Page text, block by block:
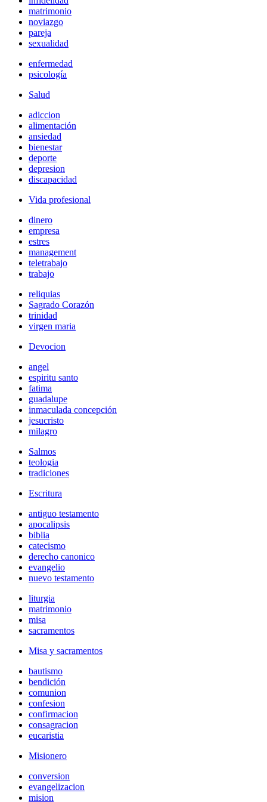
matrimonio
noviazgo
pareja
sexualidad
enfermedad
psicología
Salud
adiccion
alimentación
ansiedad
bienestar
deporte
depresion
discapacidad
Vida profesional
dinero
empresa
estres
management
teletrabajo
trabajo
reliquias
Sagrado Corazón
trinidad
virgen maria
Devocion
angel
espiritu santo
fatima
guadalupe
inmaculada concepción
jesucristo
milagro
Salmos
teologia
tradiciones
Escritura
antiguo testamento
apocalipsis
biblia
catecismo
derecho canonico
evangelio
nuevo testamento
liturgia
matrimonio
misa
sacramentos
Misa y sacramentos
bautismo
bendición
comunion
confesion
confirmacion
consagracion
eucaristia
Misionero
conversion
evangelizacion
mision